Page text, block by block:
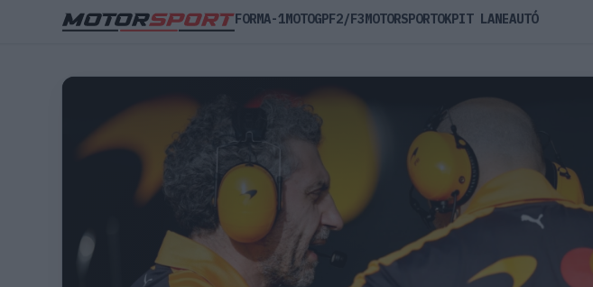
FORMA-1MOTOGPF2/F3MOTORSPORTOKPIT LANEAUTÓ